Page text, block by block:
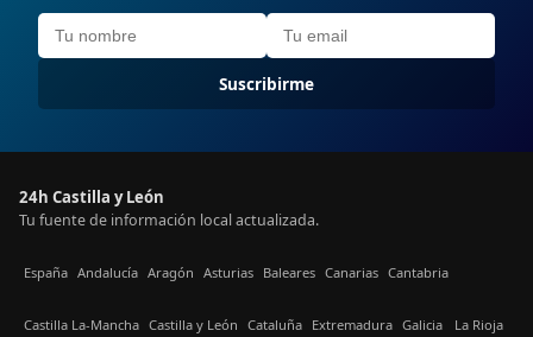
Suscribirme
24h Castilla y León
Tu fuente de información local actualizada.
España Andalucía Aragón Asturias Baleares Canarias Cantabria
Castilla La-Mancha Castilla y León Cataluña Extremadura Galicia La Rioja